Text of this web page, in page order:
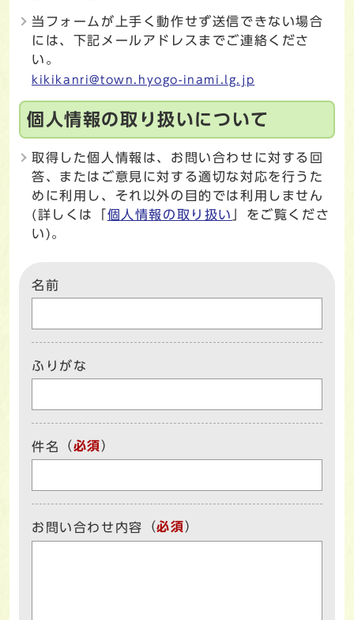
当フォームが上手く動作せず送信できない場合
には、下記メールアドレスまでご連絡くださ
い。
kikikanri@town.hyogo-inami.lg.jp
個人情報の取り扱いについて
取得した個人情報は、お問い合わせに対する回
答、またはご意見に対する適切な対応を行うた
めに利用し、それ以外の目的では利用しません
(詳しくは「個人情報の取り扱い
」をご覧くださ
い)。
名前
ふりがな
件名 （必須）
お問い合わせ内容 （必須）